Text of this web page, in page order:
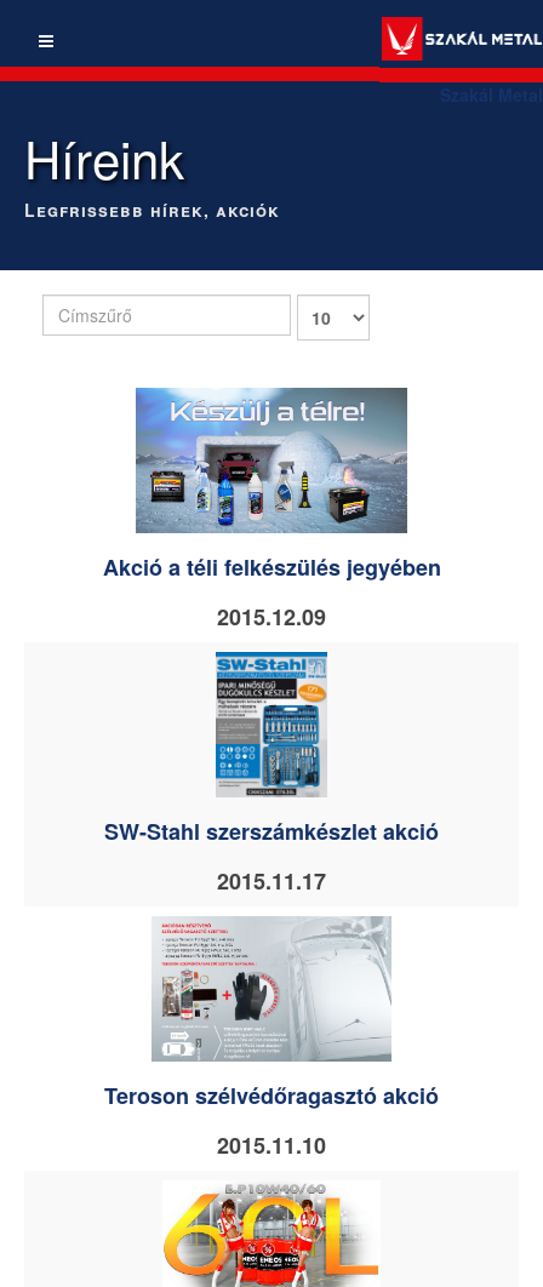
Szakál Metal
Híreink
Legfrissebb hírek, akciók
Címszűrő
Tételek
Akció a téli felkészülés jegyében
2015.12.09
SW-Stahl szerszámkészlet akció
2015.11.17
Teroson szélvédőragasztó akció
2015.11.10